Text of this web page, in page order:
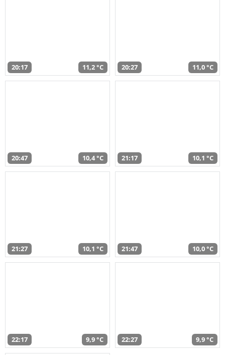
20:17 11,2 °C 20:27 11,0 °C
20:47 10,4 °C 21:17 10,1 °C
21:27 10,1 °C 21:47 10,0 °C
22:17 9,9 °C 22:27 9,9 °C